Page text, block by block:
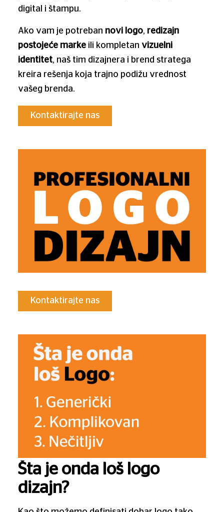
digital i štampu.
Ako vam je potreban novi logo, redizajn
postojeće markeili kompletan vizuelni
identitet, naš tim dizajnera i brend stratega
kreira rešenja koja trajno podižu vrednost
vašeg brenda.
Kontaktirajte nas
Kontaktirajte nas
Šta je onda loš logo
dizajn?